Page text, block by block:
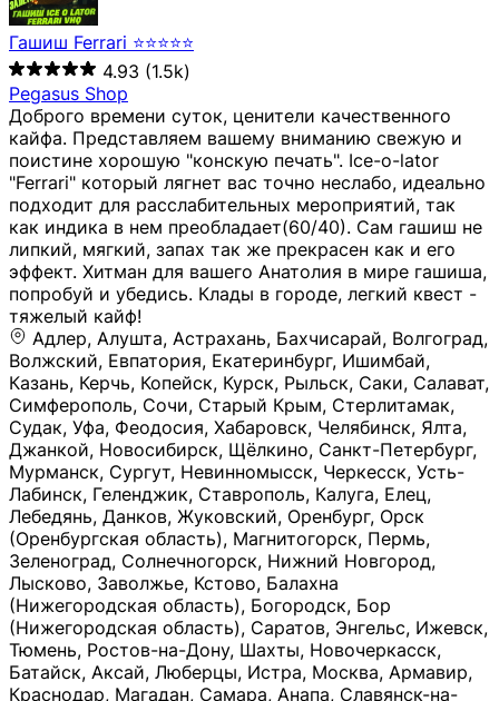
Гашиш Ferrari ⭐⭐⭐⭐⭐
4.93 (1.5k)
Pegasus Shop
Доброго времени суток, ценители качественного
кайфа. Представляем вашему вниманию свежую и
поистине хорошую "конскую печать". Ice-o-lator
"Ferrari" который лягнет вас точно неслабо, идеально
подходит для расслабительных мероприятий, так
как индика в нем преобладает(60/40). Сам гашиш не
липкий, мягкий, запах так же прекрасен как и его
эффект. Хитман для вашего Анатолия в мире гашиша,
попробуй и убедись. Клады в городе, легкий квест -
тяжелый кайф!
Адлер, Алушта, Астрахань, Бахчисарай, Волгоград, Волжский, Евпатория, Екатеринбург, Ишимбай, Казань, Керчь, Копейск, Курск, Рыльск, Саки, Салават, Симферополь, Сочи, Старый Крым, Стерлитамак, Судак, Уфа, Феодосия, Хабаровск, Челябинск, Ялта, Джанкой, Новосибирск, Щёлкино, Санкт-Петербург, Мурманск, Сургут, Невинномысск, Черкесск, Усть-Лабинск, Геленджик, Ставрополь, Калуга, Елец, Лебедянь, Данков, Жуковский, Оренбург, Орск (Оренбургская область), Магнитогорск, Пермь, Зеленоград, Солнечногорск, Нижний Новгород, Лысково, Заволжье, Кстово, Балахна (Нижегородская область), Богородск, Бор (Нижегородская область), Саратов, Энгельс, Ижевск, Тюмень, Ростов-на-Дону, Шахты, Новочеркасск, Батайск, Аксай, Люберцы, Истра, Москва, Армавир, Краснодар, Магадан, Самара, Анапа, Славянск-на-Кубани, Чаплыгин, Липецк, Нижний Тагил, Орехово-Зуево, Усть-Джегута, Лянтор, Нефтеюганск, Пыть-Ях, Урень, Ветлуга, Шахунья, Новороссийск, Крымск, Тимашёвск, Тольятти, Воткинск, Звенигород, Руза, Можайск, Белгород, Воронеж, Соликамск, Нытва, Лысьва (Пермский край), Чусовой, Кунгур, Краснокамск, Миасс, Губаха, Тула, Новомосковск, Донской, Омск, Льгов, Мытищи, Королёв, Ивантеевка, Балашиха, Семилуки, Кудымкар, Старый Оскол, Оса (Пермский край), Одинцово (Московская область), Ханты-Мансийск, Лабинск, Темрюк, Курганинск, Белореченск (Краснодарский край), Алупкa, Губкин, Рязань, Калининград, Усть-Илимск, Фрязино, Минеральные Воды, Пятигорск, Кострома, Ярославль, Коркино, Верхняя Пышма, Подольск, Красноярск, Смоленск, Долгопрудный, Чебоксары, Калачинск, Канск, Киров (Кировская область), Вологда, Рославль, Владивосток, Обнинск, Балабаново (Калужская область), Малоярославец, Брянск, Видное, Ярцево, Вязьма, Гагарин, Приволжск, Фурманов, Чайковский, Кинешма, Горячий Ключ, Улан-Удэ, Туймазы, Дюртюли, Альметьевск, Нефтекамск, Хадыженск, Апшеронск, Майкоп, Уссурийск, Ульяновск, Гатчина, Луга (Ленинградская область), Надым, Ногинск, Электросталь, Железнодорожный (Московская область), Бутурлиновка, Кириллов, Краснознаменск (Калиниградская область), Мышкин, Томмот, Холм, Абакан, Абдулино, Агидель, Агрыз, Адыгейск, Азнакаево, Алатырь, Алдан, Алейск, Александров, Александровск, Алексеевка (Белгородская обл.), Алексин, Амурск, Анадырь, Ангарск, Андреаполь, Анжеро-Судженск, Анива, Апатиты, Арамиль, Ардон, Арзамас, Аркадак, Арсеньев, Артём, Артёмовский, Архангельск, Асбест, Асино, Аткарск, Ахтубинск, Аша, Бабаево (Вологодская область), Бавлы (Республика Татарстан), Байкальск, Бакал, Баксан, Балаклава, Балаково (Саратовская область), Балашов (Саратовская область), Балтийск, Барабинск, Барнаул, Барыш (Ульяновская область), Бежецк, Белая Калитва (Ростовская область), Белебей, Белогорск (Крым), Белозерск, Белокуриха, Беломорск, Белоозёрский (Московская область), Белорецк (Республика Башкортостан), Кызыл, Белоярский (Ханты-Мансийский АО), Бердск, Березники (Пермский край), Берёзовский (Кемеровская область), Берёзовский (Свердловская область), Беслан, Бийск, Бикин, Билибино, Биробиджан, Благовещенск (Амурская область), Благовещенск (Башкортостан), Бобров, Богородицк, Боготол, Богучар, Бокситогорск (Ленинградская область), Бологое (Тверская область), Болхов, Большой Камень (Приморский край), Борисоглебск (Воронежская область), Боровичи (Новгородская область), Боровск, Бородино, Братск, Бронницы (Московская область), Бугульма (Республика Татарстан), Бугуруслан (Оренбургская область), Буинск, Буй, Буйнакск, Валдай, Валуйки, Велиж, Великие Луки, Великий Новгород, Великий Устюг, Вельск, Венёв, Верещагино, Верхнеуральск, Верхний Уфалей, Верхняя Салда, Верхняя Тура, Весьегонск, Вилючинск, Вихоревка, Вичуга, Владикавказ, Волгодонск, Волгореченск, Володарск, Волосово, Волчанск, Вольск, Воркута, Ворсма, Всеволожск (Ленинградская область), Вуктыл, Выкса, Высоковск, Высоцк, Вытегра, Вышний Волочёк, Вяземский, Вязники, Вятские Поляны, Нея, Шилка, Гаврилов Посад, Гаврилов-Ям, Гай, Галич, Гдов, Голицыно, Горно-Алтайск, Горнозаводск, Горняк, Городец, Гороховец, Гремячинск, Грозный, Грязи, Грязовец, Губкинский, Гуково, Гулькевичи, Гурьевск (Калининградская область), Гурьевск (Кемеровская область), Гусев, Гусь-Хрустальный, Давлеканово, Далматово, Дальнегорск, Дегтярск, Дедовск, Демидов, Дербент, Десногорск, Дзержинск, Дзержинский (Московская область), Дивногорск, Димитровград, Дмитровск, Дно, Добрянка, Долинск, Домодедово, Донецк (ДНР), Дорогобуж, Дрезна, Дубна, Дудинка, Духовщина, Дятьково, Егорьевск, Елабуга, Елизово, Ельня (Будет изменено название), Емва, Енисейск, Ермолино, Ершов, Ессентуки, Ефремов, Железноводск, Железногорск (Красноярский край), Железногорск (Курская область), Железногорск-Илимский, Жигулёвск, Жиздра, Жирновск, Жуков, Жуковка, Заводоуковск, Заволжск, Задонск, Заинск, Заозёрный, Заозёрск, Западная Двина, Заполярный, Зарайск, Заречный (Пензенская область), Заречный (Свердловская область), Заринск, Звенигово, Зверево, Зеленогорск ( Ленинградская обл. ), Зеленоградск, Зеленодольск, Зеленокумск, Зерноград, Зима, Змеиногорск, Зубцов, Ивангород, Иваново, Ивдель, Избербаш, Изобильный, Иланский, Инза, Инкерман, Инта, Ипатово, Искитим, Йошкар-Ола, Кадников, Калач, Калач-на-Дону, Калининск, Калтан, Калязин, Камбарка, Каменка (Пензенская область), Каменногорск (Ленинградская область), Каменск-Уральский, Каменск-Шахтинский, Камень-на-Оби, Камешково, Камышин, Канаш, Кандалакша, Карабаново, Карабаш, Карачаевск, Каргат, Каргополь, Карпинск, Карталы, Касимов, Касли, Каспийск, Катав-Ивановск, Катайск, Качканар, Кашин, Кашира, Кемерово, Кемь, Кизел, Кизилюрт, Кизляр, Кимовск, Кимры, Кингисепп, Кинель, Киреевск, Киренск, Киржач, Кириши, Кирово-Чепецк, Кировск (Ленинградская область), Кировск (Мурманская область), Кирсанов, Киселёвск, Кисловодск, Климовск, Клинцы, Княгинино, Ковдор, Ковров, Когалым, Козельск, Козьмодемьянск, Кола, Кологрив, Колпашево, Колпино, Кольчугино, Комсомольск, Комсомольск-на-Амуре, Конаково, Кондопога, Кондрово, Константиновск, Кораблино, Кореновск, Корсаков, Коряжма, Костерёво, Костомукша, Котельники, Котельниково, Котельнич, Котлас, Котовск, Кохма, Красноармейск (Московская область), Краснозаводск, Краснознаменск (Московская область), Краснокаменск, Краснослободск (Волгоградская область), Краснотурьинск, Красноуральск, Красный Сулин, Кремёнки, Кропоткин, Кубинка, Кувшиново (Тверская область), Кудрово, Кулебаки, Кумертау, Курлово, Куровское, Куртамыш, Курчатов, Куса, Кушва, Кыштым, Лабытнанги, Лагань, Лаишево (Республика Татарстан), Лакинск, Лангепас, Лахденпохья, Ленинск-Кузнецкий, Ленск (Республика Саха), Лермонтов (Ставропольский край), Лесозаводск (Приморский край), Лесосибирск, Ливны (Орловская область), Ликино-Дулёво, Липки (Тульская область), Лиски (Воронежская область), Лихославль, Лодейное Поле, Ломоносов (Санкт-Петербург), Лосино-Петровский, Лукоянов, Луховицы, Лыткарино, Любань (Ленинградская область), Любим, Людиново, Магас, Майский, Макаров, Малая Вишера, Малгобек, Мамадыш, Мамоново, Мантурово, Маркс, Махачкала, Мглин, Мегион, Медвежьегорск, Медногорск, Медынь, Меленки, Мелеуз, Менделеевск, Мещовск, Микунь, Миллерово, Минусинск, Миньяр, Мирный (Архангельская область), Мирный (Якутия), Михайловка (Город), Михайловск (Свердловская область), Михайловск (Ставропольский край), Могоча, Можга, Моздок, Мончегорск, Морозовск, Моршанск, Мосальск, Муравленко, Мурино, Муром, Мценск, Мыски, Набережные Челны, Навашино (Нижегородская область), Назарово (Красноярский край), Назрань, Нальчик, Наро-Фоминск, Нарткала, Нарьян-Мар, Находка, Невель (Псковская область), Невельск, Невьянск, Нелидово (Тверская область), Неман, Нерехта (Костромская область), Нерюнгри, Нестеров, Нефтегорск (Самарская область), Нефтекумск, Нижневартовск, Нижнекамск (Республика Татарстан), Нижнеудинск, Нижние Серги, Нижний Ломов, Нижняя Тура, Николаевск-на-Амуре, Никольск (Вологодская область), Никольск (Пензенская область), Новая Ладога, Новая Ляля, Новоалександровск, Новоалтайск, Нововоронеж, Новодвинск, Новозыбков, Новокубанск, Новокуйбышевск, Новомичуринск, Новопавловск, Новоржев, Новосокольники, Новотроицк, Новоульяновск, Новоуральск, Новохопёрск, Новочебоксарск, Новошахтинск, Новый Оскол, Новый Уренгой, Норильск, Нурлат, Нягань, Нязепетровск, Няндома, Облучье, Обоянь, Озёрск (Калининградская область), Озёрск (Челябинская область), Озёры, Октябрьск (Самарская область), Октябрьский (Башкортостан), Окуловка (Новгородская область), Оленегорск, Олонец, Онега, Опочка, Осинники, Осташков, Остров, Острогожск, Отрадный, Оха, Павлово, Павловск (Воронежская область), Павловск (Санкт-Петербург), Павловский Посад, Партизанск, Певек, Пенза, Первоуральск, Перевоз, Пересвет, Переславль-Залесский, Пестово (Новгородская область), Петрозаводск, Петропавловск-Камчатский, Печоры, Пикалёво, Пионерский, Питкяранта, Плавск, Плёс, Подпорожье, Покачи, Покров, Покровск, Полесск, Полысаево, Полярные Зори, Полярный, Поронайск, Порхов, Похвистнево, Почеп, Починок, Пошехонье, Правдинск, Приморск (Калининградская область), Приморско-Ахтарск, Приозерск, Прокопьевск, Протвино, Прохладный, Пугачёв, Пудож, Пустошка, Пушкино, Пущино, Пыталово, Радужный (Владимирская область), Радужный (Ханты-Мансийский АО), Райчихинск, Раменское, Рассказово, Ревда, Реж, Реутов, Родники, Россошь, Ростов (Ярославская обл.), Рошаль, Ртищево, Рубцовск, Рузаевка, Рыбинск, Рыбное, Ряжск, Салехард, Сальск, Саранск, Сарапул, Саров, Сасово, Сатка, Сафоново, Саяногорск, Саянск, Светлогорск, Светлоград, Светлый, Светогорск (Ленинградская область), Свободный, Себеж, Северобайкальск, Северодвинск, Североуральск, Сегежа, Семикаракорск, Сенгилей, Серафимович, Сергач, Сергиев Посад, Сердобск, Сертолово (Ленинградская область), Сестрорецк (Ленинградская область), Сибай, Скопин, Славгород, Сланцы, Слободской, Слюдянка, Собинка, Советск (Кировская область), Советск (Калининградская область), Советск (Тульская область), Советская Гавань, Советский (Ханты-Мансийский АО), Сокол (Вологодская область), Солигалич, Соль-Илецк, Сольцы, Сортавала, Сосенский, Сосновоборск, Сосновый Бор (Ленинградская область), Сосногорск, Спас-Клепики, Спасск-Рязанский, С